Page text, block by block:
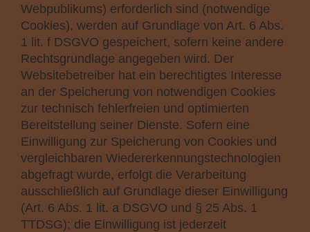
Webpublikums) erforderlich sind (notwendige
Cookies), werden auf Grundlage von Art. 6 Abs.
1 lit. f DSGVO gespeichert, sofern keine andere
Rechtsgrundlage angegeben wird. Der
Websitebetreiber hat ein berechtigtes Interesse
an der Speicherung von notwendigen Cookies
zur technisch fehlerfreien und optimierten
Bereitstellung seiner Dienste. Sofern eine
Einwilligung zur Speicherung von Cookies und
vergleichbaren Wiedererkennungstechnologien
abgefragt wurde, erfolgt die Verarbeitung
ausschließlich auf Grundlage dieser Einwilligung
(Art. 6 Abs. 1 lit. a DSGVO und § 25 Abs. 1
TTDSG); die Einwilligung ist jederzeit